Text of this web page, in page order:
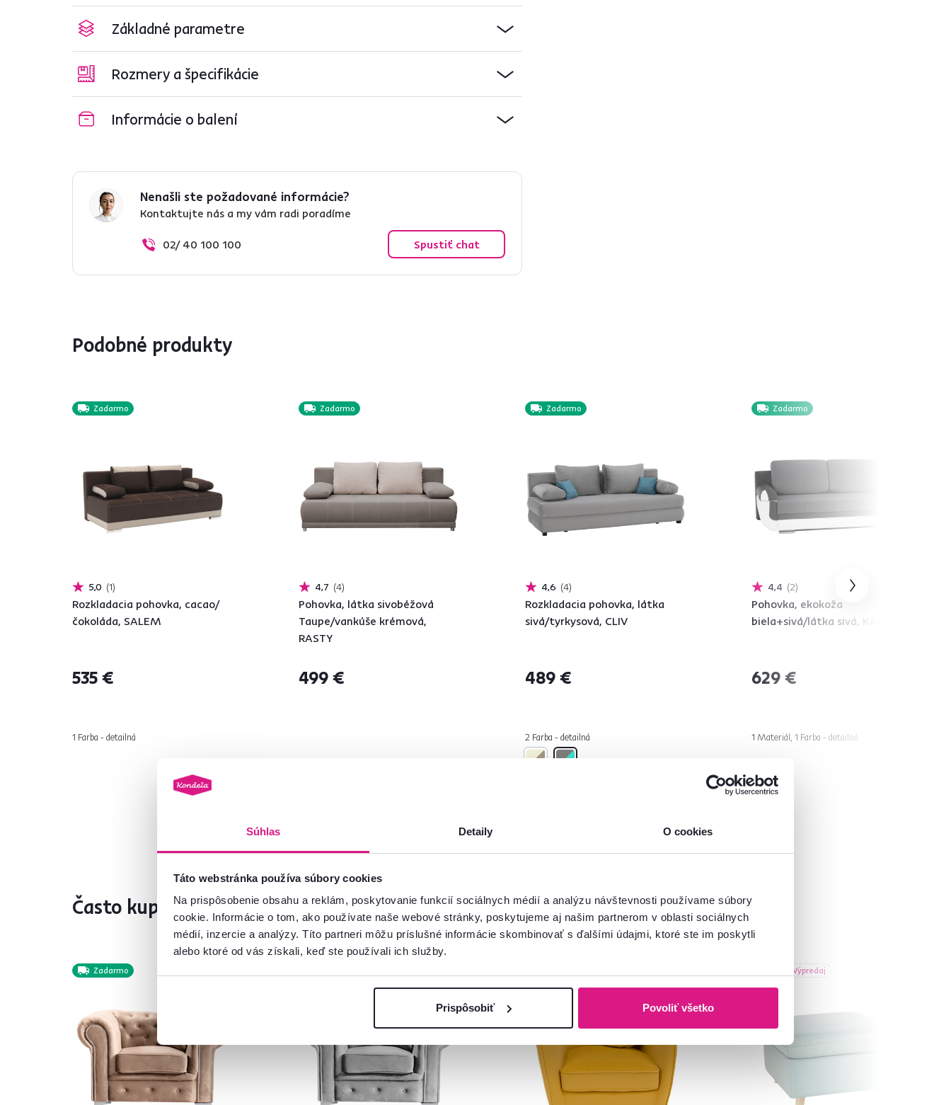
Súhlas Detaily O cookies
Táto webstránka používa súbory cookies
Na prispôsobenie obsahu a reklám, poskytovanie funkcií sociálnych médií a analýzu návštevnosti používame súbory
cookie. Informácie o tom, ako používate naše webové stránky, poskytujeme aj našim partnerom v oblasti sociálnych
médií, inzercie a analýzy. Títo partneri môžu príslušné informácie skombinovať s ďalšími údajmi, ktoré ste im poskytli
alebo ktoré od vás získali, keď ste používali ich služby.
Prispôsobiť Povoliť všetko
Základné parametre
Rozmery a špecifikácie
Informácie o balení
Nenašli ste požadované informácie?
Kontaktujte nás a my vám radi poradíme
02/ 40 100 100 Spustiť chat
Podobné produkty
Zadarmo
5,0 1
Rozkladacia pohovka, cacao/
čokoláda, SALEM
535 €
1 Farba - detailná
Zadarmo
4,7 4
Pohovka, látka sivobéžová
Taupe/vankúše krémová,
RASTY
499 €
Zadarmo
4,6 4
Rozkladacia pohovka, látka
sivá/tyrkysová, CLIV
489 €
2 Farba - detailná
Zadarmo
4,4 2
Pohovka, ekokoža
biela+sivá/látka sivá, KARDYN
629 €
1 Materiál, 1 Farba - detailná
Často kupované spolu
Zadarmo Výpredaj